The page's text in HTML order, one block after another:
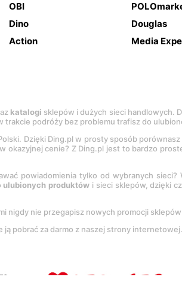
OBI
Dino
Douglas
Action
Media
katalogi sklepów i dużych sieci handlowych.
podróży bez problemu trafisz do
Dzięki Ding.pl w prosty sposób
w okazyjnej cenie? Z Ding.pl jest to bardzo
powiadomienia tylko od wybranych
ulubionych produktów i sieci sklepów, dzięki
nigdy nie przegapisz nowych promocji sklepów
ją pobrać za darmo z naszej strony internetowej.